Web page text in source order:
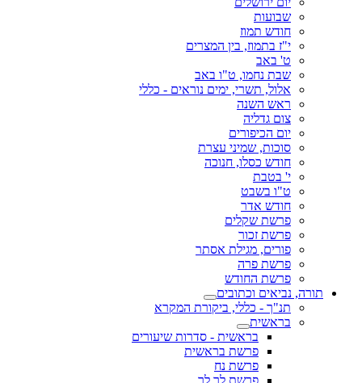
שבועות
חודש תמוז
י"ז בתמוז, בין המצרים
ט' באב
שבת נחמו, ט"ו באב
אלול, תשרי, ימים נוראים - כללי
ראש השנה
צום גדליה
יום הכיפורים
סוכות, שמיני עצרת
חודש כסלו, חנוכה
י' בטבת
ט"ו בשבט
חודש אדר
פרשת שקלים
פרשת זכור
פורים, מגילת אסתר
פרשת פרה
פרשת החודש
תורה, נביאים וכתובים
תנ"ך - כללי, ביקורת המקרא
בראשית
בראשית - סדרות שיעורים
פרשת בראשית
פרשת נח